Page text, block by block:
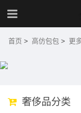
首页 > 高仿包包 > 更
奢侈品分类